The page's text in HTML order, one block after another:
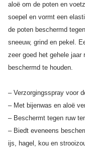
aloë om de poten en
soepel en vormt een
de poten beschermd
sneeuw, grind en pekel.
zeer goed het gehele jaar
beschermd te houden.
– Verzorgingsspray voor
– Met bijenwas en aloë
– Beschermt tegen ruw
– Biedt eveneens
ijs, hagel, kou en